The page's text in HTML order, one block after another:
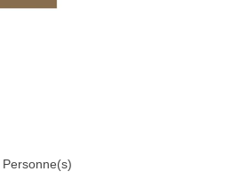
Personne(s)